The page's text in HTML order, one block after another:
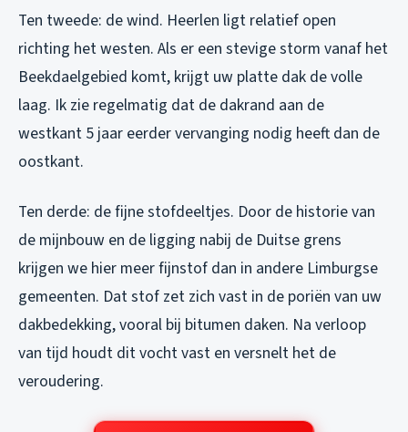
Ten tweede: de wind. Heerlen ligt relatief open
richting het westen. Als er een stevige storm vanaf het
Beekdaelgebied komt, krijgt uw platte dak de volle
laag. Ik zie regelmatig dat de dakrand aan de
westkant 5 jaar eerder vervanging nodig heeft dan de
oostkant.
Ten derde: de fijne stofdeeltjes. Door de historie van
de mijnbouw en de ligging nabij de Duitse grens
krijgen we hier meer fijnstof dan in andere Limburgse
gemeenten. Dat stof zet zich vast in de poriën van uw
dakbedekking, vooral bij bitumen daken. Na verloop
van tijd houdt dit vocht vast en versnelt het de
veroudering.